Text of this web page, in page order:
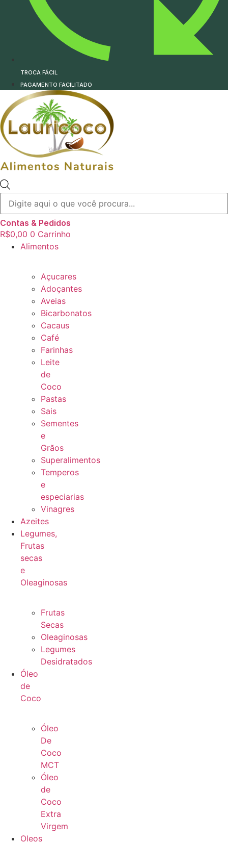
TROCA FÁCIL
PAGAMENTO FACILITADO
produtos
Contas & Pedidos
R$0,00 0 Carrinho
Alimentos
Açucares
Adoçantes
Aveias
Bicarbonatos
Cacaus
Café
Farinhas
Leite
de
Coco
Pastas
Sais
Sementes
e
Grãos
Superalimentos
Temperos
e
especiarias
Vinagres
Azeites
Legumes,
Frutas
secas
e
Oleaginosas
Frutas
Secas
Oleaginosas
Legumes
Desidratados
Óleo
de
Coco
Óleo
De
Coco
MCT
Óleo
de
Coco
Extra
Virgem
Oleos